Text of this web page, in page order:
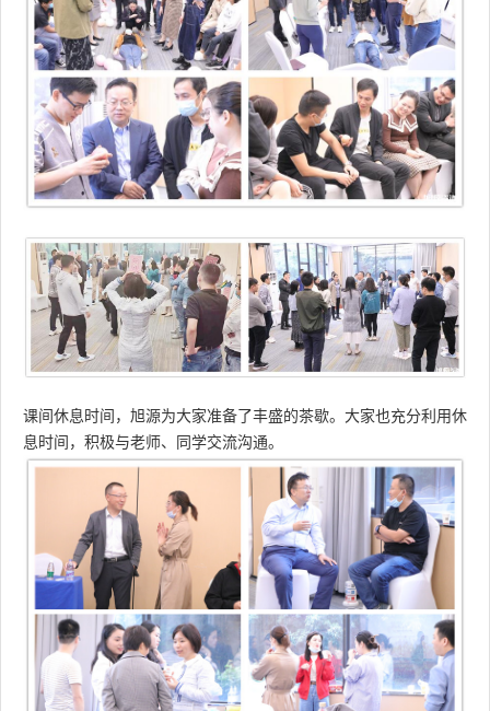
课间休息时间，旭源为大家准备了丰盛的茶歇。 大家也充分利用休
息时间，积极与老师、同学交流沟通。